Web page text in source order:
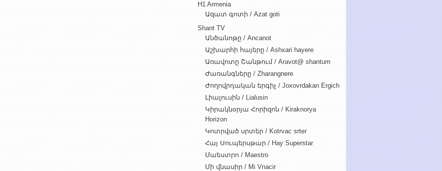
H1 Armenia
Ազատ գոտի / Azat goti
Shant TV
Անծանոթը / Ancanot
Աշխարհի հայերը / Ashxari hayere
Առավոտը Շանթում / Aravot@ shantum
Ժառանգները / Zharangnere
Ժողովրդական երգիչ / Joxovrdakan Ergich
Լիալուսին / Lialusin
Կիրակնօրյա Հորիզոն / Kiraknorya
Horizon
Կոտրված սրտեր / Kotrvac srter
Հայ Սուպերսթար / Hay Superstar
Մաեստրո / Maestro
Մի վնասիր / Mi Vnacir